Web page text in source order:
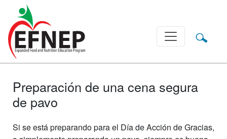
Main Navigation
Preparación de una cena segura
de pavo
Si se está preparando para el Día de Acción de Gracias,